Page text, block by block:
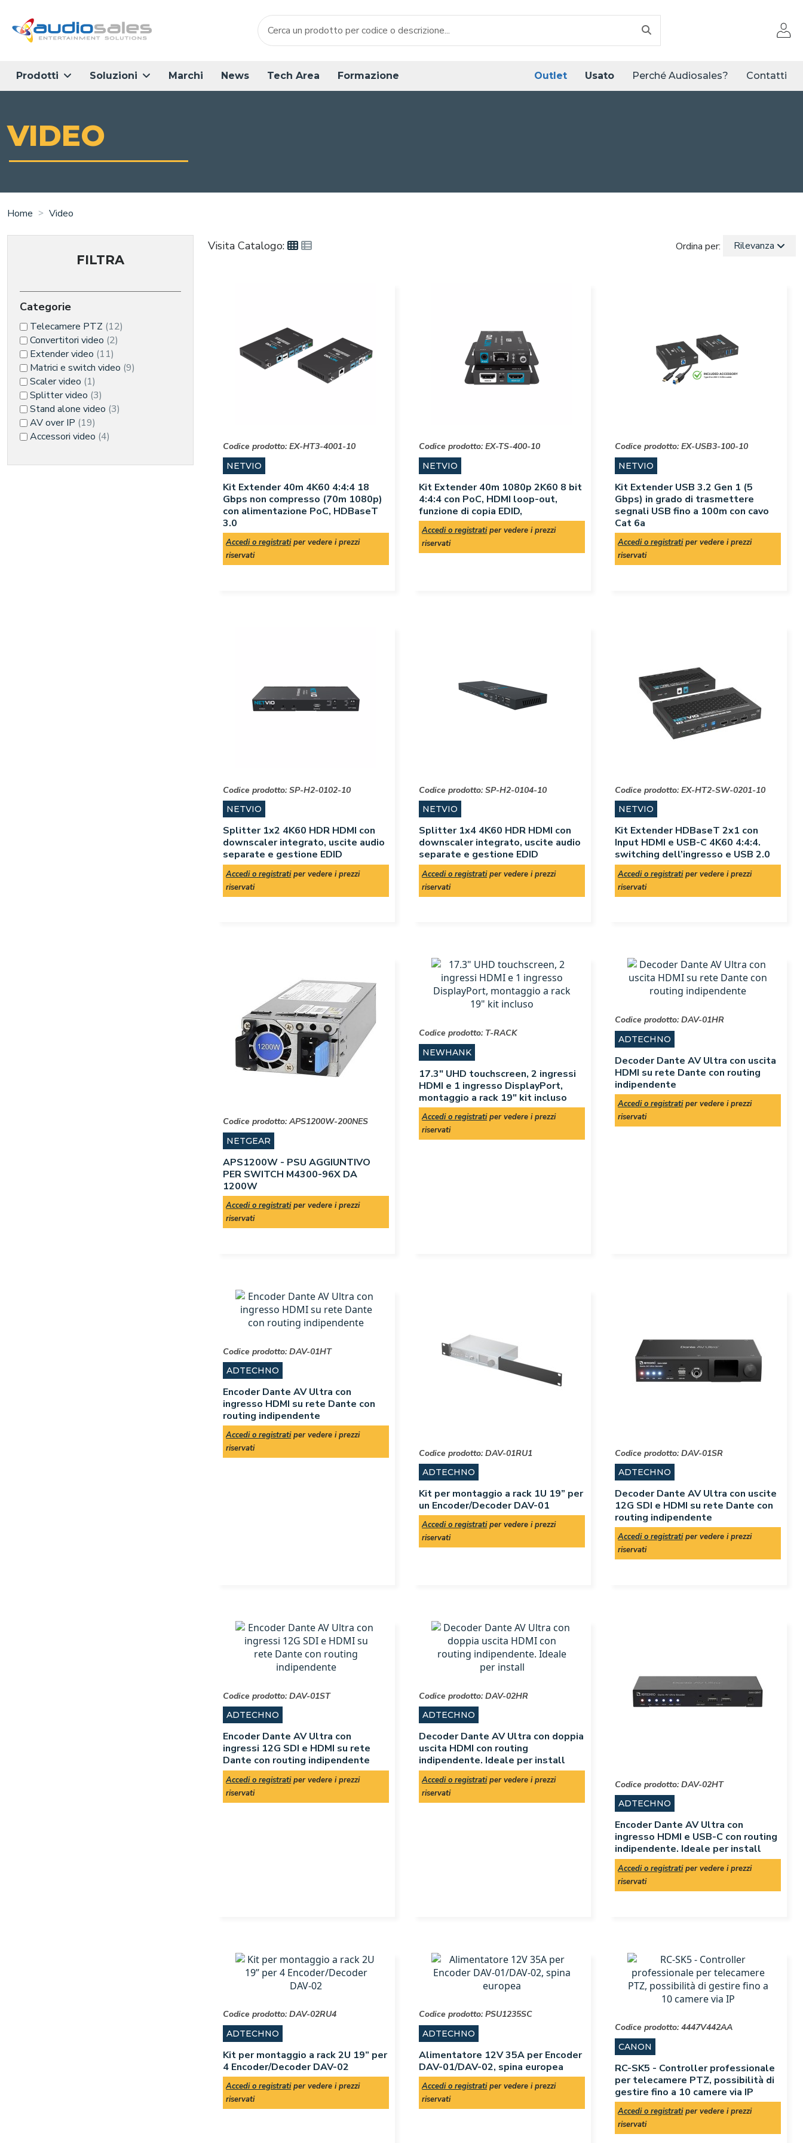
contenuto
principale
Prodotti Soluzioni Marchi News Tech Area Formazione Contatti
Perché Audiosales?
Usato
Outlet
VIDEO
Home Video
Visita Catalogo: Ordina per: Rilevanza
Codice prodotto:EX-HT3-4001-10
NETVIO
Kit Extender 40m 4K60 4:4:4 18
Gbps non compresso (70m 1080p)
con alimentazione PoC, HDBaseT
3.0
Accedi o registratiper vedere i prezzi
riservati
Codice prodotto:EX-TS-400-10
NETVIO
Kit Extender 40m 1080p 2K60 8 bit
4:4:4 con PoC, HDMI loop-out,
funzione di copia EDID,
Accedi o registratiper vedere i prezzi
riservati
Codice prodotto:EX-USB3-100-10
NETVIO
Kit Extender USB 3.2 Gen 1 (5
Gbps) in grado di trasmettere
segnali USB fino a 100m con cavo
Cat 6a
Accedi o registratiper vedere i prezzi
riservati
Codice prodotto:SP-H2-0102-10
NETVIO
Splitter 1x2 4K60 HDR HDMI con
downscaler integrato, uscite audio
separate e gestione EDID
Accedi o registratiper vedere i prezzi
riservati
Codice prodotto:SP-H2-0104-10
NETVIO
Splitter 1x4 4K60 HDR HDMI con
downscaler integrato, uscite audio
separate e gestione EDID
Accedi o registratiper vedere i prezzi
riservati
Codice prodotto:EX-HT2-SW-0201-10
NETVIO
Kit Extender HDBaseT 2x1 con
Input HDMI e USB-C 4K60 4:4:4.
switching dell’ingresso e USB 2.0
Accedi o registratiper vedere i prezzi
riservati
Codice prodotto:APS1200W-200NES
NETGEAR
APS1200W - PSU AGGIUNTIVO
PER SWITCH M4300-96X DA
1200W
Accedi o registratiper vedere i prezzi
riservati
Codice prodotto: T-RACK
NEWHANK
17.3" UHD touchscreen, 2 ingressi
HDMI e 1 ingresso DisplayPort,
montaggio a rack 19" kit incluso
Accedi o registratiper vedere i prezzi
riservati
Codice prodotto:DAV-01HR
ADTECHNO
Decoder Dante AV Ultra con uscita
HDMI su rete Dante con routing
indipendente
Accedi o registratiper vedere i prezzi
riservati
Codice prodotto:DAV-01HT
ADTECHNO
Encoder Dante AV Ultra con
ingresso HDMI su rete Dante con
routing indipendente
Accedi o registratiper vedere i prezzi
riservati
Codice prodotto:DAV-01RU1
ADTECHNO
Kit per montaggio a rack 1U 19” per
un Encoder/Decoder DAV-01
Accedi o registratiper vedere i prezzi
riservati
Codice prodotto:DAV-01SR
ADTECHNO
Decoder Dante AV Ultra con uscite
12G SDI e HDMI su rete Dante con
routing indipendente
Accedi o registratiper vedere i prezzi
riservati
Codice prodotto:DAV-01ST
ADTECHNO
Encoder Dante AV Ultra con
ingressi 12G SDI e HDMI su rete
Dante con routing indipendente
Accedi o registratiper vedere i prezzi
riservati
Codice prodotto:DAV-02HR
ADTECHNO
Decoder Dante AV Ultra con doppia
uscita HDMI con routing
indipendente. Ideale per install
Accedi o registratiper vedere i prezzi
riservati
Codice prodotto:DAV-02HT
ADTECHNO
Encoder Dante AV Ultra con
ingresso HDMI e USB-C con routing
indipendente. Ideale per install
Accedi o registratiper vedere i prezzi
riservati
Codice prodotto:DAV-02RU4
ADTECHNO
Kit per montaggio a rack 2U 19” per
4 Encoder/Decoder DAV-02
Accedi o registratiper vedere i prezzi
riservati
Codice prodotto:PSU1235SC
ADTECHNO
Alimentatore 12V 35A per Encoder
DAV-01/DAV-02, spina europea
Accedi o registratiper vedere i prezzi
riservati
Codice prodotto:4447V442AA
CANON
RC-SK5 - Controller professionale
per telecamere PTZ, possibilità di
gestire fino a 10 camere via IP
Accedi o registratiper vedere i prezzi
riservati
FILTRA
Categorie
Telecamere PTZ (12)
Convertitori video (2)
Extender video (11)
Matrici e switch video (9)
Scaler video (1)
Splitter video (3)
Stand alone video (3)
AV over IP (19)
Accessori video (4)